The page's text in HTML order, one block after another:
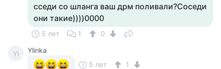
сседи со шланга ваш дрм поливали?Соседи
они такие))))0000
5 лет 1 0
Yl
Ylinka
5 лет
1